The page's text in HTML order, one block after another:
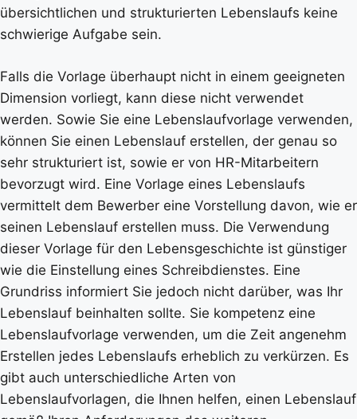
übersichtlichen und strukturierten Lebenslaufs keine
schwierige Aufgabe sein.
Falls die Vorlage überhaupt nicht in einem geeigneten
Dimension vorliegt, kann diese nicht verwendet
werden. Sowie Sie eine Lebenslaufvorlage verwenden,
können Sie einen Lebenslauf erstellen, der genau so
sehr strukturiert ist, sowie er von HR-Mitarbeitern
bevorzugt wird. Eine Vorlage eines Lebenslaufs
vermittelt dem Bewerber eine Vorstellung davon, wie er
seinen Lebenslauf erstellen muss. Die Verwendung
dieser Vorlage für den Lebensgeschichte ist günstiger
wie die Einstellung eines Schreibdienstes. Eine
Grundriss informiert Sie jedoch nicht darüber, was Ihr
Lebenslauf beinhalten sollte. Sie kompetenz eine
Lebenslaufvorlage verwenden, um die Zeit angenehm
Erstellen jedes Lebenslaufs erheblich zu verkürzen. Es
gibt auch unterschiedliche Arten von
Lebenslaufvorlagen, die Ihnen helfen, einen Lebenslauf